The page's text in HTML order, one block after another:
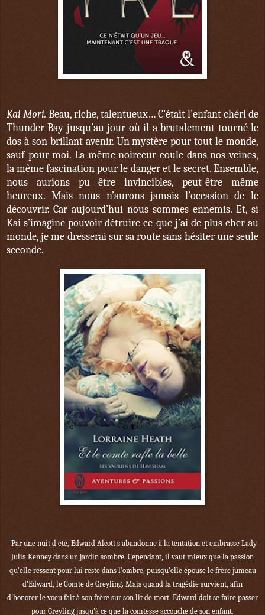
Kai Mori. Beau, riche, talentueux… C’était l’enfant chéri de
Thunder Bay jusqu’au jour où il a brutalement tourné le
dos à son brillant avenir. Un mystère pour tout le monde,
sauf pour moi. La même noirceur coule dans nos veines,
la même fascination pour le danger et le secret. Ensemble,
nous aurions pu être invincibles, peut-être même
heureux. Mais nous n’aurons jamais l’occasion de le
découvrir. Car aujourd’hui nous sommes ennemis. Et, si
Kai s’imagine pouvoir détruire ce que j’ai de plus cher au
monde, je me dresserai sur sa route sans hésiter une seule
seconde.
Par une nuit d'été, Edward Alcott s'abandonne à la tentation et embrasse Lady
Julia Kenney dans un jardin sombre. Cependant, il vaut mieux que la passion
qu'elle ressent pour lui reste dans l'ombre, puisqu'elle épouse le frère jumeau
d'Edward, le Comte de Greyling. Mais quand la tragédie survient, afin
d'honorer le voeu fait à son frère sur son lit de mort, Edward doit se faire passer
pour Greyling jusqu'à ce que la comtesse accouche de son enfant.